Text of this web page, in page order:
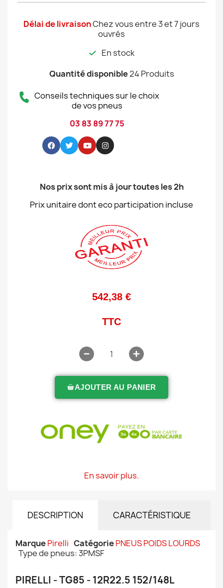
Délai de livraisonChez vous entre 3 et 7 jours
ouvrés
En stock
Quantité disponible24 Produits
Conseils techniques sur le choix
de vos pneus
03 83 89 77 75
Nos prix sont mis à jour toutes les 2h
Prix unitaire dont eco participation incluse
542,38 €
TTC
AJOUTER AU PANIER
En savoir plus.
DESCRIPTION CARACTÉRISTIQUE
MarquePirelli CatégoriePNEUS POIDS LOURDS
Type de pneus: 3PMSF
PIRELLI - TG85 - 12R22.5 152/148L